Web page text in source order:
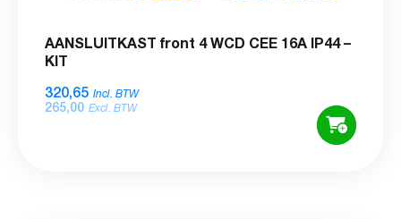
AANSLUITKAST front 4 WCD CEE 16A IP44 –
KIT
320,65 Incl. BTW
265,00 Excl. BTW